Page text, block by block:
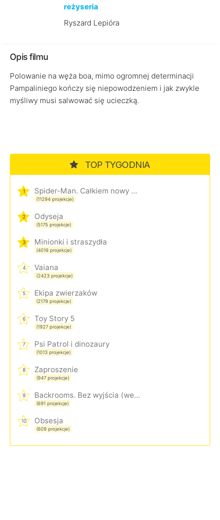
reżyseria
Ryszard Lepióra
Opis filmu
Polowanie na węża boa, mimo ogromnej determinacji
Pampaliniego kończy się niepowodzeniem i jak zwykle
myśliwy musi salwować się ucieczką.
TOP TYGODNIA
1 Spider-Man. Całkiem nowy dzień
(11294 projekcje)
2 Odyseja
(5175 projekcje)
3 Minionki i straszydła
(4016 projekcje)
4 Vaiana
(2423 projekcje)
5 Ekipa zwierzaków
(2179 projekcje)
6 Toy Story 5
(1927 projekcje)
7 Psi Patrol i dinozaury
(1013 projekcje)
8 Zaproszenie
(947 projekcje)
9 Backrooms. Bez wyjścia (wersja rozszerzona)
(691 projekcje)
10 Obsesja
(609 projekcje)